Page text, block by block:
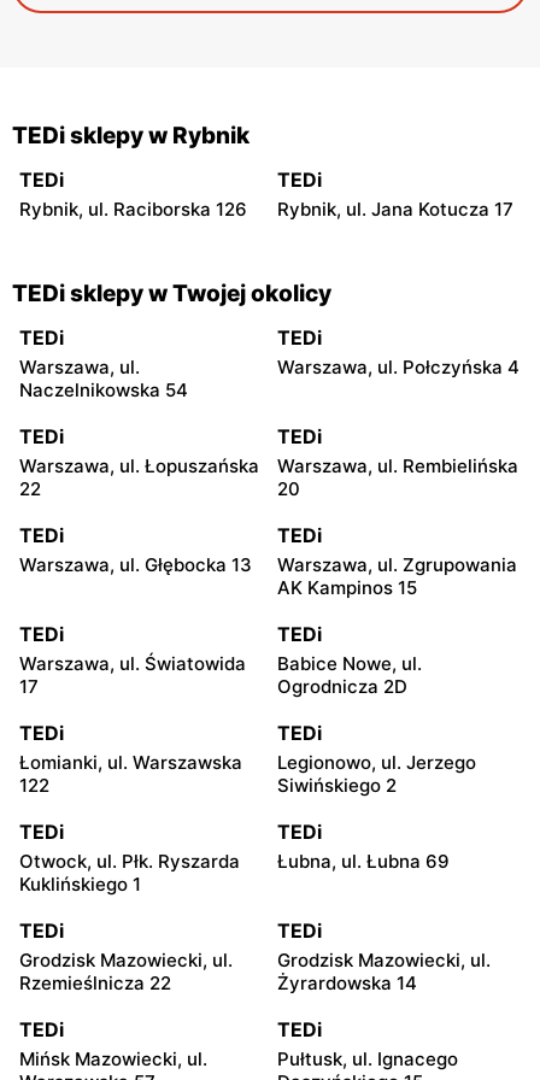
TEDi sklepy w Rybnik
TEDi
Rybnik, ul. Raciborska 126
TEDi
Rybnik, ul. Jana Kotucza 17
TEDi sklepy w Twojej okolicy
TEDi
Warszawa, ul.
Naczelnikowska 54
TEDi
Warszawa, ul. Połczyńska 4
TEDi
Warszawa, ul. Łopuszańska
22
TEDi
Warszawa, ul. Rembielińska
20
TEDi
Warszawa, ul. Głębocka 13
TEDi
Warszawa, ul. Zgrupowania
AK Kampinos 15
TEDi
Warszawa, ul. Światowida
17
TEDi
Babice Nowe, ul.
Ogrodnicza 2D
TEDi
Łomianki, ul. Warszawska
122
TEDi
Legionowo, ul. Jerzego
Siwińskiego 2
TEDi
Otwock, ul. Płk. Ryszarda
Kuklińskiego 1
TEDi
Łubna, ul. Łubna 69
TEDi
Grodzisk Mazowiecki, ul.
Rzemieślnicza 22
TEDi
Grodzisk Mazowiecki, ul.
Żyrardowska 14
TEDi
Mińsk Mazowiecki, ul.
TEDi
Pułtusk, ul. Ignacego